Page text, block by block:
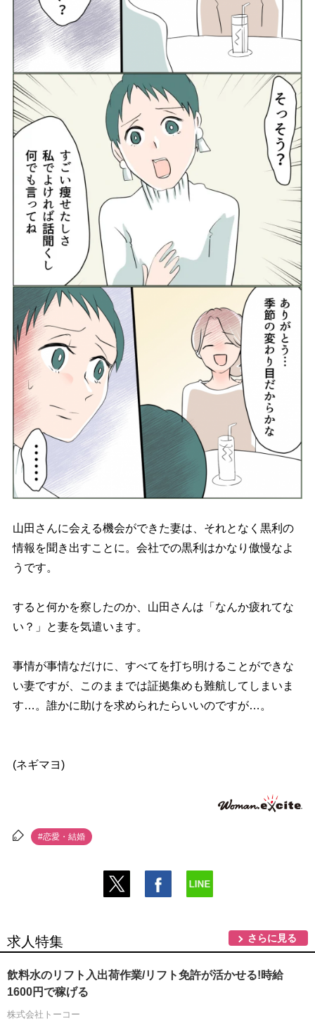
山田さんに会える機会ができた妻は、それとなく黒利の
情報を聞き出すことに。会社での黒利はかなり傲慢なよ
うです。
すると何かを察したのか、山田さんは「なんか疲れてな
い？」と妻を気遣います。
事情が事情なだけに、すべてを打ち明けることができな
い妻ですが、このままでは証拠集めも難航してしまいま
す…。誰かに助けを求められたらいいのですが…。
(ネギマヨ)
#恋愛・結婚
求人特集 さらに見る
飲料水のリフト入出荷作業/リフト免許が活かせる!時給
1600円で稼げる
株式会社トーコー